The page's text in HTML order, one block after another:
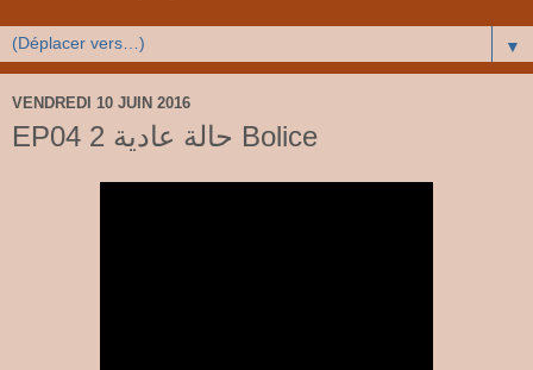
▼
VENDREDI 10 JUIN 2016
EP04 2 حالة عادية Bolice